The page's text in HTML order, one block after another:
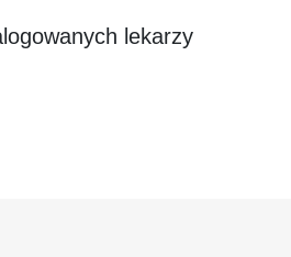
lekarzy